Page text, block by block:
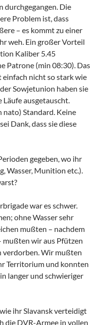
durchgegangen. Die
Problem ist, dass
– es kommt zu einer
weh. Ein großer Vorteil
Kaliber 5.45
Patrone (min 08:30). Das
nicht so stark wie
Sowjetunion haben sie
Läufe ausgetauscht.
nato) Standard. Keine
Dank, dass sie diese
gegeben, wo ihr
Wasser, Munition etc.).
war es schwer.
ohne Wasser sehr
mußten – nachdem
mußten wir aus Pfützen
verdorben. Wir mußten
Territorium und konnten
langer und schwieriger
ihr Slavansk verteidigt
die DVR-Armee in vollen